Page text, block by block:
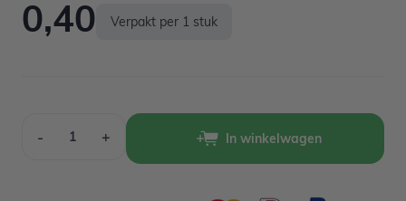
0,40 Verpakt per 1 stuk
- + In winkelwagen